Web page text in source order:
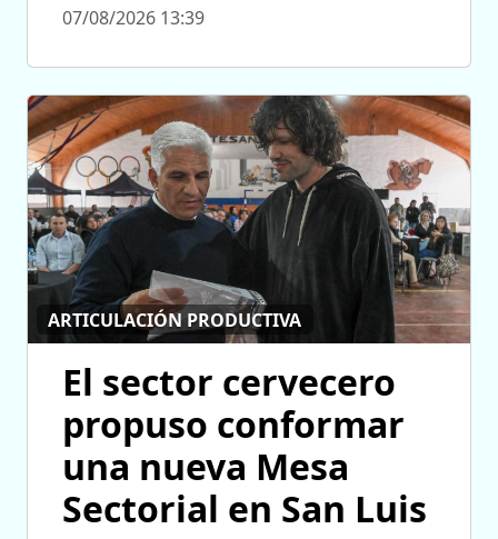
07/08/2026 13:39
ARTICULACIÓN PRODUCTIVA
El sector cervecero
propuso conformar
una nueva Mesa
Sectorial en San Luis